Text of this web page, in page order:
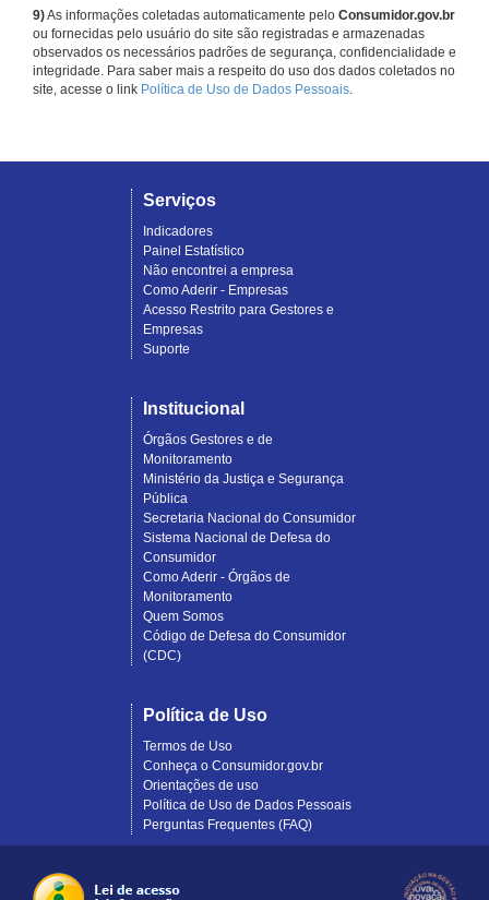
9)As informações coletadas automaticamente pelo Consumidor.gov.br
ou fornecidas pelo usuário do site são registradas e armazenadas
observados os necessários padrões de segurança, confidencialidade e
integridade. Para saber mais a respeito do uso dos dados coletados no
site, acesse o link Política de Uso de Dados Pessoais.
Serviços
Indicadores
Painel Estatístico
Não encontrei a empresa
Como Aderir - Empresas
Acesso Restrito para Gestores e
Empresas
Suporte
Institucional
Órgãos Gestores e de
Monitoramento
Ministério da Justiça e Segurança
Pública
Secretaria Nacional do Consumidor
Sistema Nacional de Defesa do
Consumidor
Como Aderir - Órgãos de
Monitoramento
Quem Somos
Código de Defesa do Consumidor
(CDC)
Política de Uso
Termos de Uso
Conheça o Consumidor.gov.br
Orientações de uso
Política de Uso de Dados Pessoais
Perguntas Frequentes (FAQ)